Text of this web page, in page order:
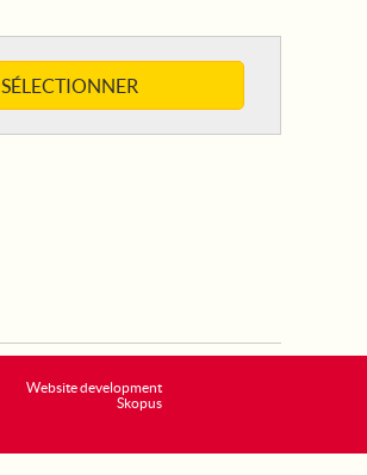
SÉLECTIONNER
Website development
Skopus